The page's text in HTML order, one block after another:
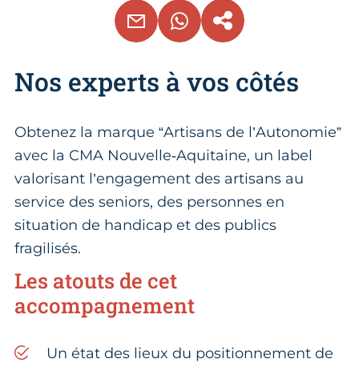
EMAIL WHATSAPPCOPIER LE LIEN
Nos experts à vos côtés
Obtenez la marque “Artisans de l’Autonomie”
avec la CMA Nouvelle‑Aquitaine, un label
valorisant l’engagement des artisans au
service des seniors, des personnes en
situation de handicap et des publics
fragilisés.
Les atouts de cet
accompagnement
Un état des lieux du positionnement de